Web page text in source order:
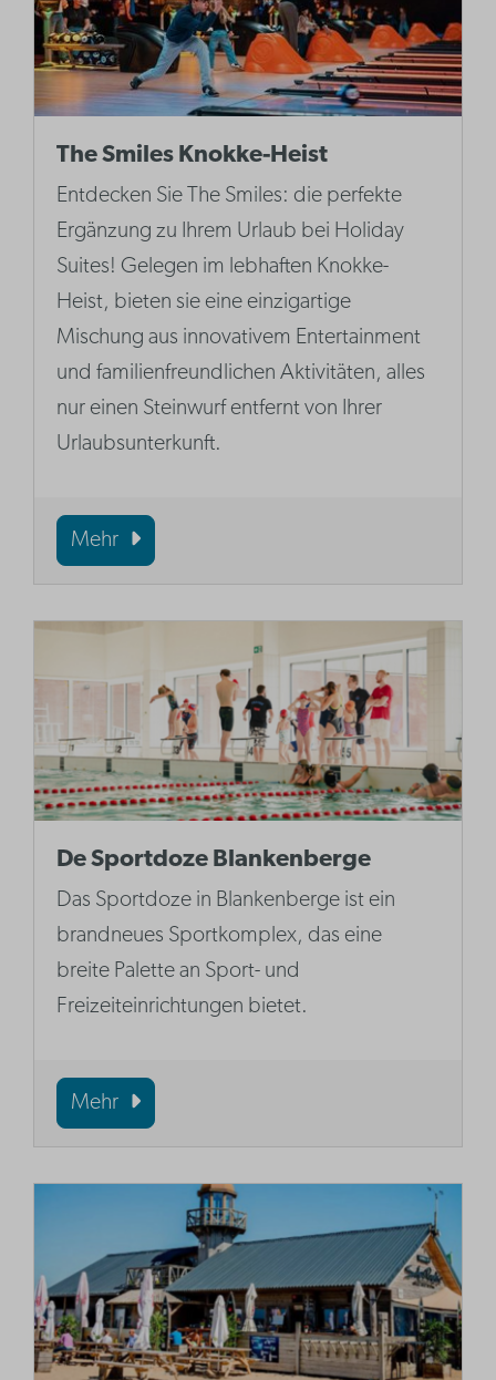
The Smiles Knokke-Heist
Entdecken Sie The Smiles: die perfekte
Ergänzung zu Ihrem Urlaub bei Holiday
Suites! Gelegen im lebhaften Knokke-
Heist, bieten sie eine einzigartige
Mischung aus innovativem Entertainment
und familienfreundlichen Aktivitäten, alles
nur einen Steinwurf entfernt von Ihrer
Urlaubsunterkunft.
Mehr
De Sportdoze Blankenberge
Das Sportdoze in Blankenberge ist ein
brandneues Sportkomplex, das eine
breite Palette an Sport- und
Freizeiteinrichtungen bietet.
Mehr